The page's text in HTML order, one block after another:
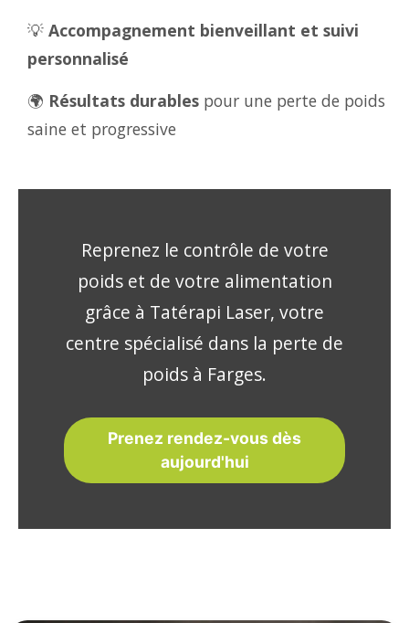
💡 Accompagnement bienveillant et suivi
personnalisé
🌍 Résultats durables pour une perte de poids
saine et progressive
Reprenez le contrôle de votre
poids et de votre alimentation
grâce à Tatérapi Laser, votre
centre spécialisé dans la perte de
poids à Farges.
Prenez rendez-vous dès
aujourd'hui